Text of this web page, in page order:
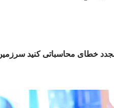
خطای محاسباتی کنید